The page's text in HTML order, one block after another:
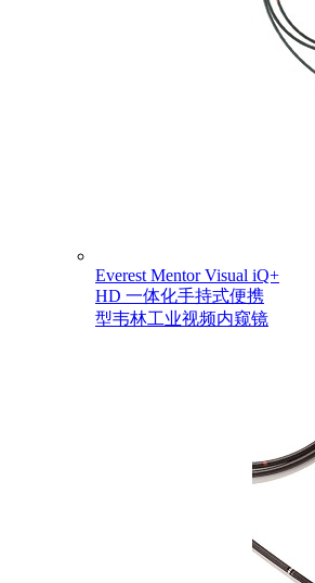
Everest Mentor Visual iQ+
HD 一体化手持式便携
型韦林工业视频内窥镜